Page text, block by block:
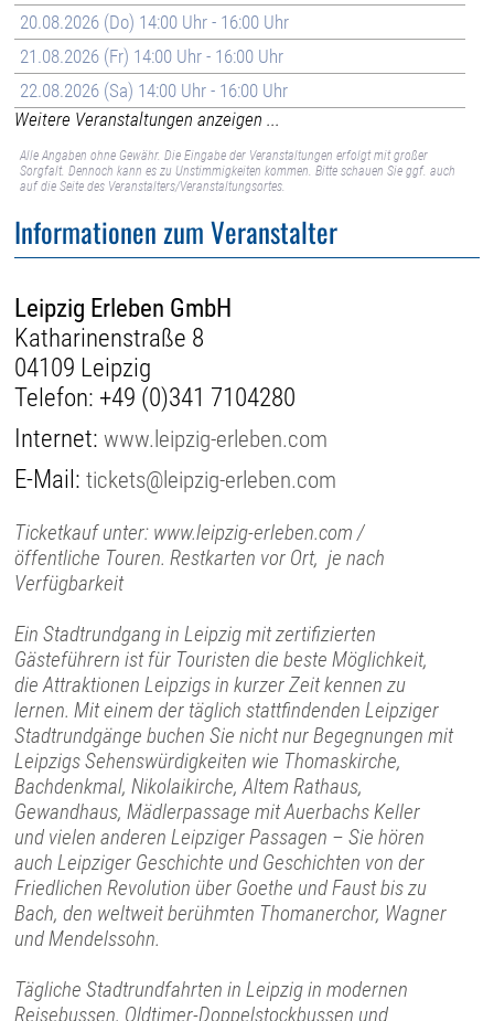
20.08.2026 (Do) 14:00 Uhr - 16:00 Uhr
21.08.2026 (Fr) 14:00 Uhr - 16:00 Uhr
22.08.2026 (Sa) 14:00 Uhr - 16:00 Uhr
Weitere Veranstaltungen anzeigen ...
Alle Angaben ohne Gewähr. Die Eingabe der Veranstaltungen erfolgt mit großer
Sorgfalt. Dennoch kann es zu Unstimmigkeiten kommen. Bitte schauen Sie ggf. auch
auf die Seite des Veranstalters/Veranstaltungsortes.
Informationen zum Veranstalter
Leipzig Erleben GmbH
Katharinenstraße 8
04109 Leipzig
Telefon: +49 (0)341 7104280
Internet:www.leipzig-erleben.com
E-Mail:tickets@leipzig-erleben.com
Ticketkauf unter: www.leipzig-erleben.com /
öffentliche Touren. Restkarten vor Ort, je nach
Verfügbarkeit
Ein Stadtrundgang in Leipzig mit zertifizierten
Gästeführern ist für Touristen die beste Möglichkeit,
die Attraktionen Leipzigs in kurzer Zeit kennen zu
lernen. Mit einem der täglich stattfindenden Leipziger
Stadtrundgänge buchen Sie nicht nur Begegnungen mit
Leipzigs Sehenswürdigkeiten wie Thomaskirche,
Bachdenkmal, Nikolaikirche, Altem Rathaus,
Gewandhaus, Mädlerpassage mit Auerbachs Keller
und vielen anderen Leipziger Passagen – Sie hören
auch Leipziger Geschichte und Geschichten von der
Friedlichen Revolution über Goethe und Faust bis zu
Bach, den weltweit berühmten Thomanerchor, Wagner
und Mendelssohn.
Tägliche Stadtrundfahrten in Leipzig in modernen
Reisebussen, Oldtimer-Doppelstockbussen und